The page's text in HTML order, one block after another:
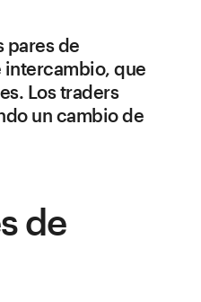
pares de
intercambio, que
Los traders
un cambio de
de